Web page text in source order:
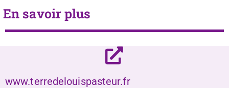
En savoir plus
www.terredelouispasteur.fr